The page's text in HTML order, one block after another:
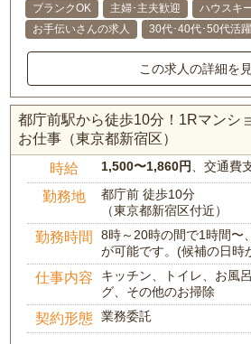
ブランクOK
主婦･主夫歓迎
ハウスキ
お手伝いさんの求人
30代･40代･50代活
この求人の詳細を
都庁前駅から徒歩10分！1Rマンシ
お仕事（東京都新宿区）
時給 1,500〜1,860円 、交通費
勤務地
都庁前 徒歩10分
（東京都新宿区付近）
勤務時間
8時～20時の間で1時間〜
が可能です。(候補の日時
仕事内容
キッチン、トイレ、お風
グ、その他のお掃除
契約形態 業務委託